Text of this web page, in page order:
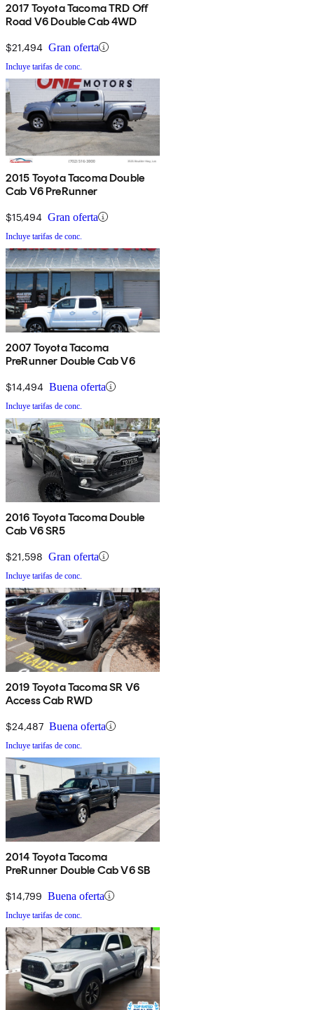
2017 Toyota Tacoma TRD Off
Road V6 Double Cab 4WD
$21,494 Gran oferta
Incluye tarifas de conc.
2015 Toyota Tacoma Double
Cab V6 PreRunner
$15,494 Gran oferta
Incluye tarifas de conc.
2007 Toyota Tacoma
PreRunner Double Cab V6
$14,494 Buena oferta
Incluye tarifas de conc.
2016 Toyota Tacoma Double
Cab V6 SR5
$21,598 Gran oferta
Incluye tarifas de conc.
2019 Toyota Tacoma SR V6
Access Cab RWD
$24,487 Buena oferta
Incluye tarifas de conc.
2014 Toyota Tacoma
PreRunner Double Cab V6 SB
$14,799 Buena oferta
Incluye tarifas de conc.